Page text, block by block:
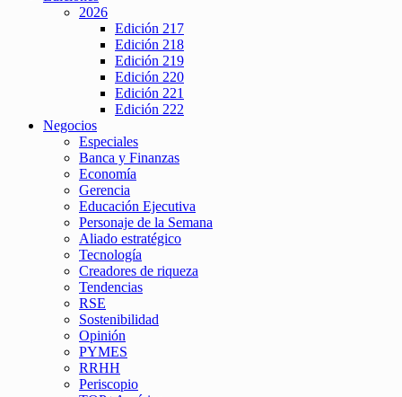
2026
Edición 217
Edición 218
Edición 219
Edición 220
Edición 221
Edición 222
Negocios
Especiales
Banca y Finanzas
Economía
Gerencia
Educación Ejecutiva
Personaje de la Semana
Aliado estratégico
Tecnología
Creadores de riqueza
Tendencias
RSE
Sostenibilidad
Opinión
PYMES
RRHH
Periscopio